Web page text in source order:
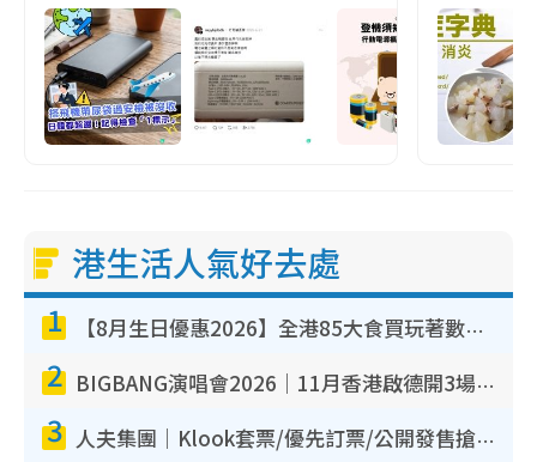
港生活人氣好去處
1 【8月生日優惠2026】全港85大食買玩著數攻略 自助餐/火鍋放題同行免費＋誠品/DONKI送現金券
2 BIGBANG演唱會2026｜11月香港啟德開3場！實名制VIP申請、優先購票攻略
3 人夫集團｜Klook套票/優先訂票/公開發售搶飛攻略！附票價.購票連結.場地座位表